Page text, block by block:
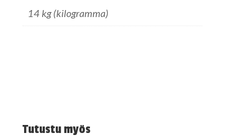
14 kg (kilogramma)
Tutustu myös